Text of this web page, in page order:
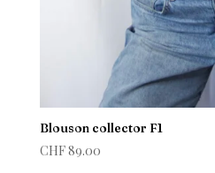
Blouson collector F1
CHF89.00